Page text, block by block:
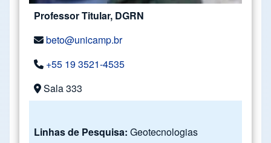
Professor Titular, DGRN
beto@unicamp.br
+55 19 3521-4535
Sala 333
Linhas de Pesquisa: Geotecnologias